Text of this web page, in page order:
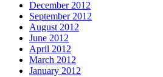
December 2012
September 2012
August 2012
June 2012
April 2012
March 2012
January 2012